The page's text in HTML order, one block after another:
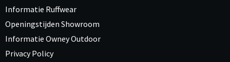
Informatie Ruffwear
Openingstijden Showroom
Informatie Owney Outdoor
Privacy Policy